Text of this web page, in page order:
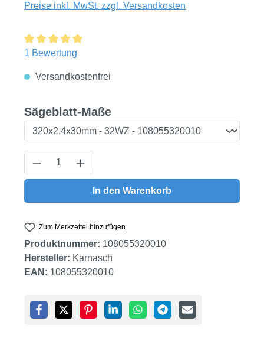
Preise inkl. MwSt. zzgl. Versandkosten
Durchschnittliche Bewertung von 5 von 5 Sternen
1 Bewertung
Versandkostenfrei
Sägeblatt-Maßeauswählen
Produkt Anzahl: Gib den gewünschten
In den Warenkorb
Zum Merkzettel hinzufügen
Produktnummer: 108055320010
Hersteller: Karnasch
EAN: 108055320010